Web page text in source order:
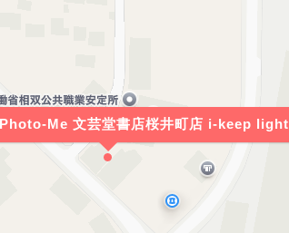
Me 文芸堂書店桜井町店 i-keep light